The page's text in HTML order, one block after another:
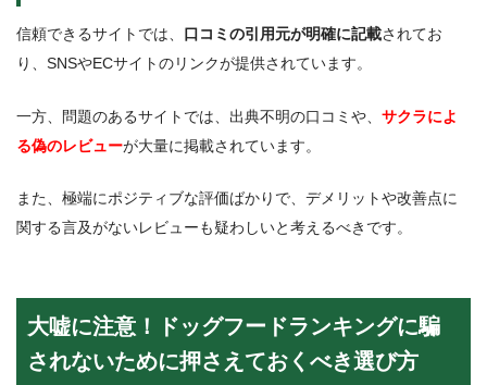
信頼できるサイトでは、 口コミの引用元が明確に記載されてお
り、SNSやECサイトのリンクが提供されています。
一方、問題のあるサイトでは、出典不明の口コミや、 サクラによ
る偽のレビューが大量に掲載されています。
また、極端にポジティブな評価ばかりで、デメリットや改善点に
関する言及がないレビューも疑わしいと考えるべきです。
大嘘に注意！ドッグフードランキングに騙
されないために押さえておくべき選び方